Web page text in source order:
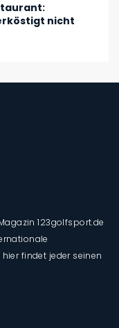
nicht
123golfsport.de
findet jeder seinen